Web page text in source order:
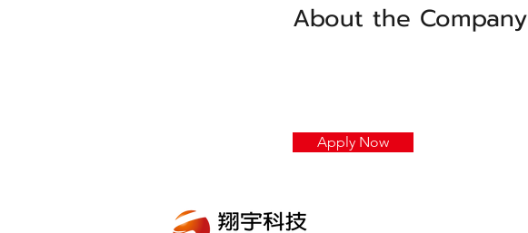
About the Company
Apply Now